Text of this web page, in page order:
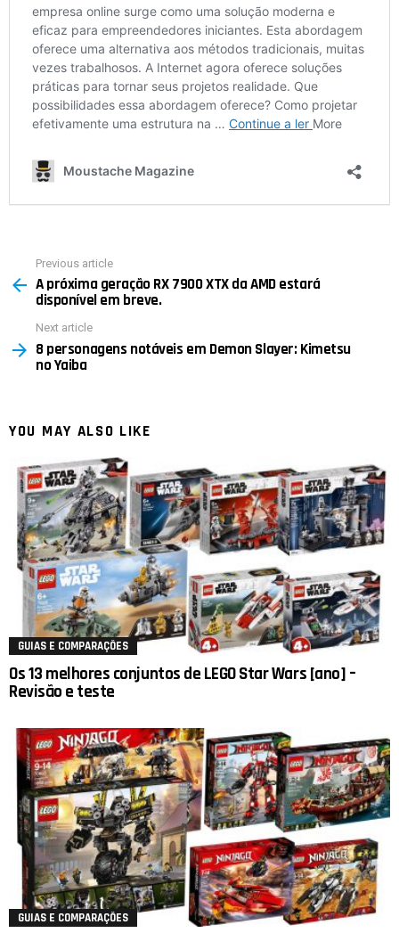
more
Previous article
A próxima geração RX 7900 XTX da AMD estará
disponível em breve.
Next article
8 personagens notáveis ​​em Demon Slayer: Kimetsu
no Yaiba
YOU MAY ALSO LIKE
GUIAS E COMPARAÇÕES
Os 13 melhores conjuntos de LEGO Star Wars [ano] –
Revisão e teste
GUIAS E COMPARAÇÕES